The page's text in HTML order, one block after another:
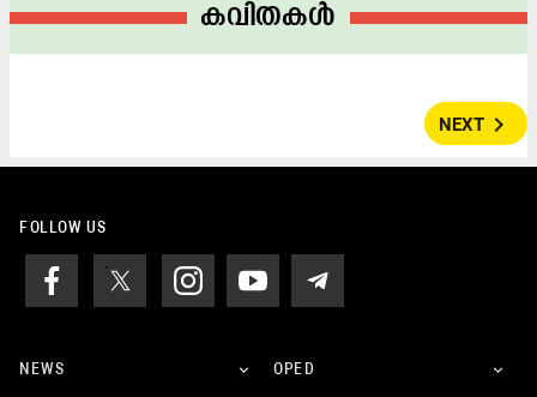
കവിതകൾ
NEXT navigate_next
FOLLOW US
NEWS OPED